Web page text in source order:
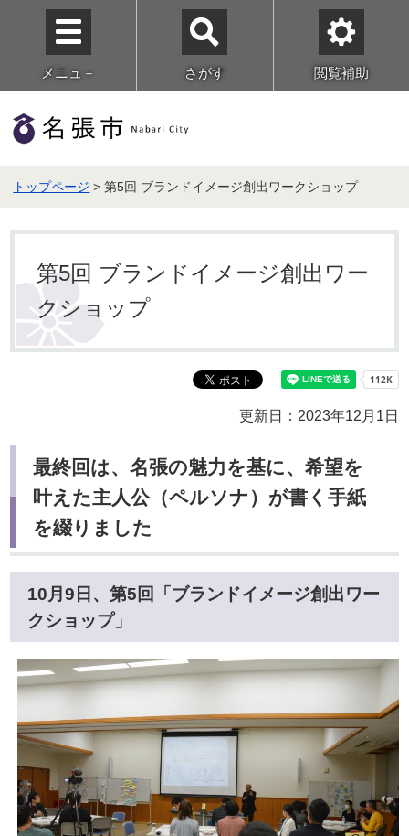
メニュ－ さがす 閲覧補助
トップページ > 第5回 ブランドイメージ創出ワークショップ
第5回 ブランドイメージ創出ワー
クショップ
更新日：2023年12月1日
最終回は、名張の魅力を基に、希望を
叶えた主人公（ペルソナ）が書く手紙
を綴りました
10月9日、第5回「ブランドイメージ創出ワー
クショップ」